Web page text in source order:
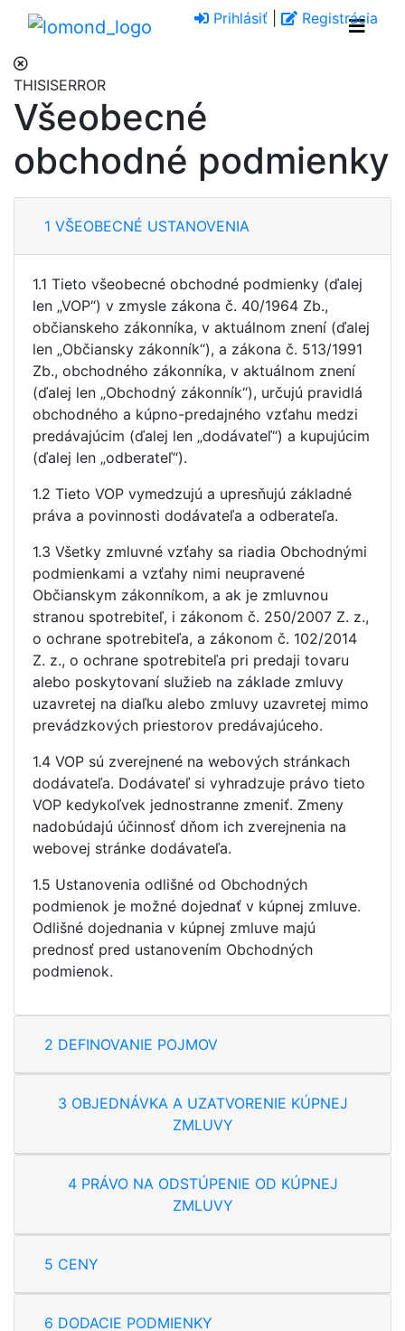
Prihlásiť Registrácia
THISISERROR
Všeobecné
obchodné podmienky
1 VŠEOBECNÉ USTANOVENIA
1.1 Tieto všeobecné obchodné podmienky (ďalej
len „VOP“) v zmysle zákona č. 40/1964 Zb.,
občianskeho zákonníka, v aktuálnom znení (ďalej
len „Občiansky zákonník“), a zákona č. 513/1991
Zb., obchodného zákonníka, v aktuálnom znení
(ďalej len „Obchodný zákonník“), určujú pravidlá
obchodného a kúpno-predajného vzťahu medzi
predávajúcim (ďalej len „dodávateľ“) a kupujúcim
(ďalej len „odberateľ“).
1.2 Tieto VOP vymedzujú a upresňujú základné
práva a povinnosti dodávateľa a odberateľa.
1.3 Všetky zmluvné vzťahy sa riadia Obchodnými
podmienkami a vzťahy nimi neupravené
Občianskym zákonníkom, a ak je zmluvnou
stranou spotrebiteľ, i zákonom č. 250/2007 Z. z.,
o ochrane spotrebiteľa, a zákonom č. 102/2014
Z. z., o ochrane spotrebiteľa pri predaji tovaru
alebo poskytovaní služieb na základe zmluvy
uzavretej na diaľku alebo zmluvy uzavretej mimo
prevádzkových priestorov predávajúceho.
1.4 VOP sú zverejnené na webových stránkach
dodávateľa. Dodávateľ si vyhradzuje právo tieto
VOP kedykoľvek jednostranne zmeniť. Zmeny
nadobúdajú účinnosť dňom ich zverejnenia na
webovej stránke dodávateľa.
1.5 Ustanovenia odlišné od Obchodných
podmienok je možné dojednať v kúpnej zmluve.
Odlišné dojednania v kúpnej zmluve majú
prednosť pred ustanovením Obchodných
podmienok.
2 DEFINOVANIE POJMOV
3 OBJEDNÁVKA A UZATVORENIE KÚPNEJ
ZMLUVY
4 PRÁVO NA ODSTÚPENIE OD KÚPNEJ
ZMLUVY
5 CENY
6 DODACIE PODMIENKY